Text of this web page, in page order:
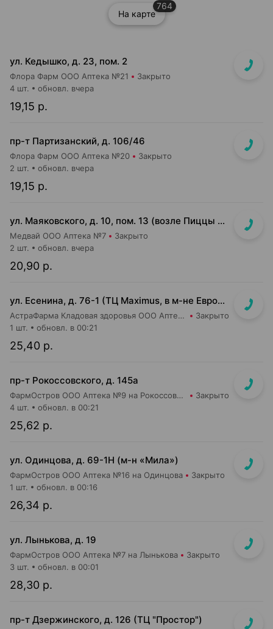
На карте
764
ул. Кедышко, д. 23, пом. 2
Флора Фарм ООО Аптека №21 Закрыто
19,15 р.
4 шт. обновл. вчера
пр-т Партизанский, д. 106/46
Флора Фарм ООО Аптека №20 Закрыто
19,15 р.
2 шт. обновл. вчера
ул. Маяковского, д. 10, пом. 13 (возле Пиццы Мании)
Медвай ООО Аптека №7 Закрыто
20,90 р.
2 шт. обновл. вчера
ул. Есенина, д. 76-1 (ТЦ Maximus, в м-не Евроопт Super)
АстраФарма Кладовая здоровья ООО Аптека №9 Закрыто
25,40 р.
1 шт. обновл. в 00:21
пр-т Рокоссовского, д. 145а
ФармОстров ООО Аптека №9 на Рокоссовского Закрыто
25,62 р.
4 шт. обновл. в 00:21
ул. Одинцова, д. 69-1Н (м-н «Мила»)
ФармОстров ООО Аптека №16 на Одинцова Закрыто
26,34 р.
1 шт. обновл. в 00:16
ул. Лынькова, д. 19
ФармОстров ООО Аптека №7 на Лынькова Закрыто
28,30 р.
3 шт. обновл. в 00:01
пр-т Дзержинского, д. 126 (ТЦ "Простор")